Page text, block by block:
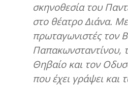
σκηνοθεσία του
στο θέατρο Διάνα. Με
πρωταγωνιστές τον
Παπακωνσταντίνου,
Θηβαίο και τον
που έχει γράψει και